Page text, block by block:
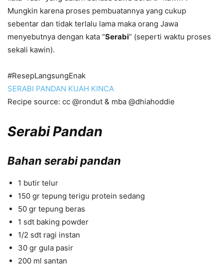
Mungkin karena proses pembuatannya yang cukup
sebentar dan tidak terlalu lama maka orang Jawa
menyebutnya dengan kata “Serabi” (seperti waktu proses
sekali kawin).
#ResepLangsungEnak
SERABI PANDAN KUAH KINCA
Recipe source: cc @rondut & mba @dhiahoddie
Serabi Pandan
Bahan serabi pandan
1 butir telur
150 gr tepung terigu protein sedang
50 gr tepung beras
1 sdt baking powder
1/2 sdt ragi instan
30 gr gula pasir
200 ml santan